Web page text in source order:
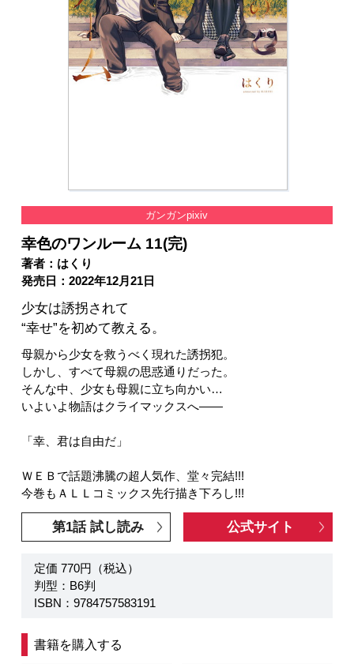
会社情報 採用情報
スクウェア・エニックス サイト内検索
ガンガンpixiv
幸色のワンルーム 11(完)
著者：はくり
発売日：2022年12月21日
少女は誘拐されて
“幸せ”を初めて教える。
母親から少女を救うべく現れた誘拐犯。
しかし、すべて母親の思惑通りだった。
そんな中、少女も母親に立ち向かい…
いよいよ物語はクライマックスへ――
「幸、君は自由だ」
ＷＥＢで話題沸騰の超人気作、堂々完結!!!
今巻もＡＬＬコミックス先行描き下ろし!!!
第1話 試し読み 公式サイト
定価 770円（税込）
判型：B6判
ISBN：9784757583191
書籍を購入する